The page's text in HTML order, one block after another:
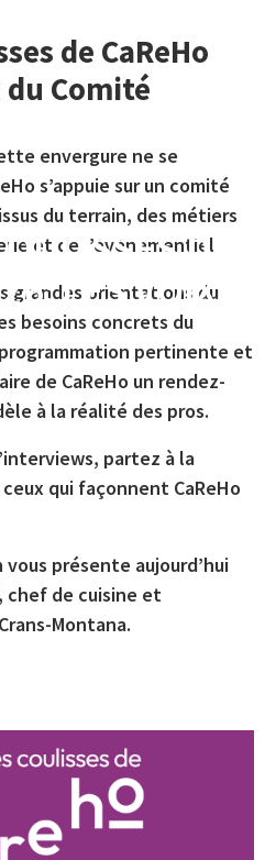
DE
LES VOIX
de CaReHo
du Comité
envergure ne se
s’appuie sur un comité
du terrain, des métiers
et de l’événementiel.
grandes orientations du
besoins concrets du
pertinente et
de CaReHo un rendez-
à la réalité des pros.
partez à la
qui façonnent CaReHo
présente aujourd’hui
chef de cuisine et
Montana.